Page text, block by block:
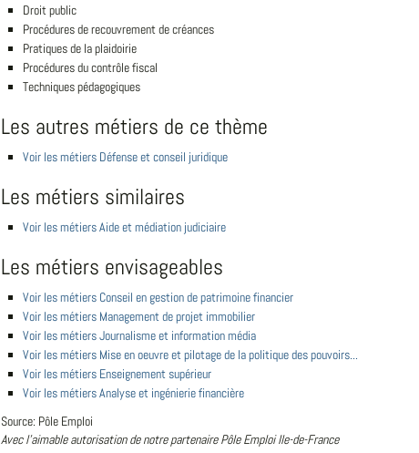
Droit public
Procédures de recouvrement de créances
Pratiques de la plaidoirie
Procédures du contrôle fiscal
Techniques pédagogiques
Les autres métiers de ce thème
Voir les métiers Défense et conseil juridique
Les métiers similaires
Voir les métiers Aide et médiation judiciaire
Les métiers envisageables
Voir les métiers Conseil en gestion de patrimoine financier
Voir les métiers Management de projet immobilier
Voir les métiers Journalisme et information média
Voir les métiers Mise en oeuvre et pilotage de la politique des pouvoirs...
Voir les métiers Enseignement supérieur
Voir les métiers Analyse et ingénierie financière
Source: Pôle Emploi
Avec l'aimable autorisation de notre partenaire Pôle Emploi Ile-de-France